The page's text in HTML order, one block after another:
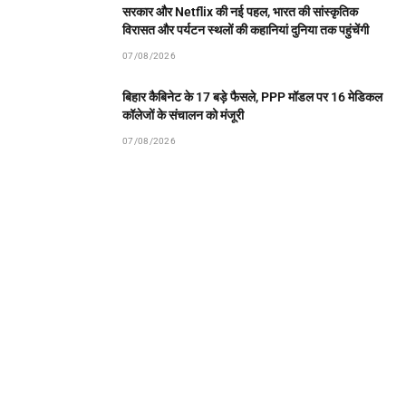
सरकार और Netflix की नई पहल, भारत की सांस्कृतिक
विरासत और पर्यटन स्थलों की कहानियां दुनिया तक पहुंचेंगी
07/08/2026
बिहार कैबिनेट के 17 बड़े फैसले, PPP मॉडल पर 16 मेडिकल
कॉलेजों के संचालन को मंजूरी
07/08/2026